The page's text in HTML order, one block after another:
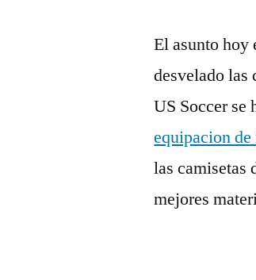
El asunto hoy
desvelado las
US Soccer se
equipacion
las camisetas
mejores